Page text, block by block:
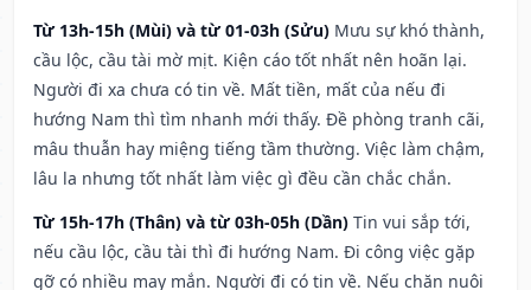
Từ 13h-15h (Mùi) và từ 01-03h (Sửu) Mưu sự khó thành,
cầu lộc, cầu tài mờ mịt. Kiện cáo tốt nhất nên hoãn lại.
Người đi xa chưa có tin về. Mất tiền, mất của nếu đi
hướng Nam thì tìm nhanh mới thấy. Đề phòng tranh cãi,
mâu thuẫn hay miệng tiếng tầm thường. Việc làm chậm,
lâu la nhưng tốt nhất làm việc gì đều cần chắc chắn.
Từ 15h-17h (Thân) và từ 03h-05h (Dần) Tin vui sắp tới,
nếu cầu lộc, cầu tài thì đi hướng Nam. Đi công việc gặp
gỡ có nhiều may mắn. Người đi có tin về. Nếu chăn nuôi